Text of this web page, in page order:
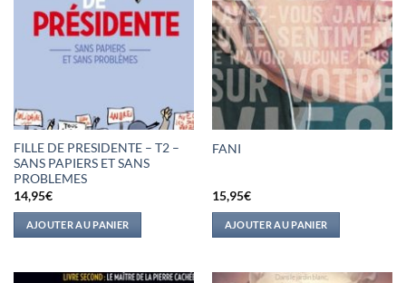
FILLE DE PRESIDENTE – T2 –
SANS PAPIERS ET SANS
PROBLEMES
14,95€
AJOUTER AU PANIER
FANI
15,95€
AJOUTER AU PANIER